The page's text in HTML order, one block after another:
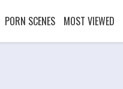
PORN SCENES MOST VIEWED